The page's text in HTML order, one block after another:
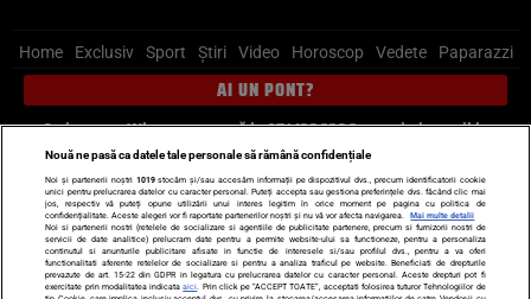
Home Exclusiv Sport Știri Video Horoscop Vedete Paparazzi
AI UN PONT?
Scrie-ne pe Whatsapp, sună la 0741226226 sau trimite mail la
pont@cancan.ro
Știri interne Știri externe
Politică
Ultimele stiri
Diete Insula Iubirii Dictionar de vise
LIFE STYLE
Horoscop
Nouă ne pasă ca datele tale personale să rămână confidențiale
Noi și partenerii noștri 1019stocăm și/sau accesăm informații pe dispozitivul dvs., precum identificatorii cookie
unici pentru prelucrarea datelor cu caracter personal. Puteți accepta sau gestiona preferințele dvs. făcând clic mai
jos, respectiv vă puteți opune utilizării unui interes legitim în orice moment pe pagina cu politica de
confidențialitate. Aceste alegeri vor fi raportate partenerilor noștri și nu vă vor afecta navigarea.
Mai multe detalii
Noi si partenerii nostri (retelele de socializare si agentiile de publicitate partenere, precum si furnizorii nostri de
servicii de date analitice) prelucram date pentru a permite website-ului sa functioneze, pentru a personaliza
continutul si anunturile publicitare afisate in functie de interesele si/sau profilul dvs., pentru a va oferi
functionalitati aferente retelelor de socializare si pentru a analiza traficul pe website. Beneficiati de drepturile
prevazute de art. 15-22 din GDPR in legatura cu prelucrarea datelor cu caracter personal. Aceste drepturi pot fi
exercitate prin modalitatea indicataaici . Prin click pe “ACCEPT TOATE”, acceptati folosirea tuturor Tehnologiilor de